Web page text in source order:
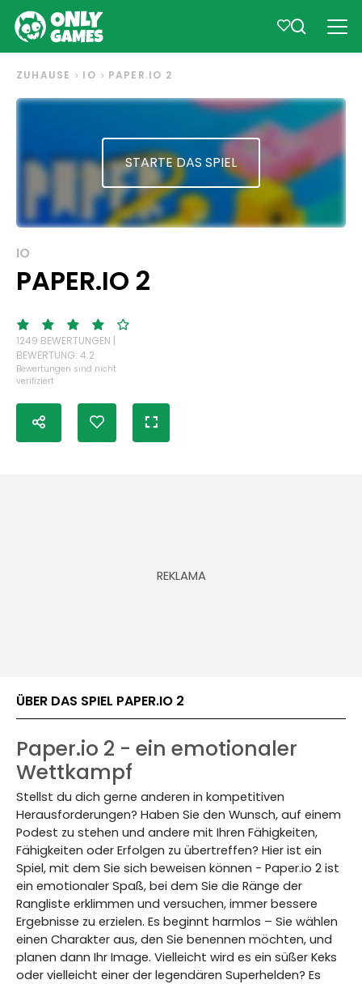
ZUHAUSE IO PAPER.IO 2
STARTE DAS SPIEL
IO
PAPER.IO 2
1249 BEWERTUNGEN |
BEWERTUNG: 4.2
Bewertungen sind nicht
verifiziert
ÜBER DAS SPIEL PAPER.IO 2
Paper.io 2 - ein emotionaler
Wettkampf
Stellst du dich gerne anderen in kompetitiven
Herausforderungen? Haben Sie den Wunsch, auf einem
Podest zu stehen und andere mit Ihren Fähigkeiten,
Fähigkeiten oder Erfolgen zu übertreffen? Hier ist ein
Spiel, mit dem Sie sich beweisen können - Paper.io 2 ist
ein emotionaler Spaß, bei dem Sie die Ränge der
Rangliste erklimmen und versuchen, immer bessere
Ergebnisse zu erzielen. Es beginnt harmlos – Sie wählen
einen Charakter aus, den Sie benennen möchten, und
planen dann Ihr Image. Vielleicht wird es ein süßer Keks
oder vielleicht einer der legendären Superhelden? Es